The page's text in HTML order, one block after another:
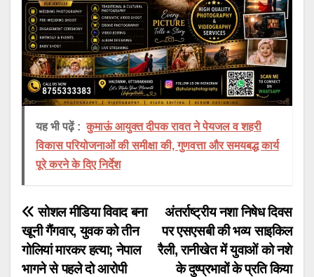
यह भी पढ़ें : कुमाऊं आयुक्त दीपक रावत ने पेयजल व शहरी
विकास परियोजनाओं की समीक्षा की, गुणवत्ता और समयबद्ध कार्य
पूरे करने के दिए निर्देश
Post
navigation
अंतर्राष्ट्रीय नशा निषेध दिवस
पर एसएसबी की भव्य साइकिल
रैली, रानीखेत में युवाओं को नशे
के दुष्प्रभावों के प्रति किया
सोशल मीडिया विवाद बना
खूनी गैंगवार, युवक को तीन
गोलियां मारकर हत्या; नेपाल
भागने से पहले दो आरोपी